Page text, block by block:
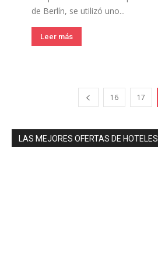
de Berlín, se utilizó uno...
Leer más
16 17
LAS MEJORES OFERTAS DE HOTELES